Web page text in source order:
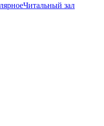
Читальный зал